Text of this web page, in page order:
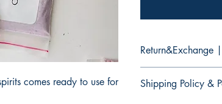
comes ready to use for
Return&Exchange
No hay devoluciones
Shipping Policy &